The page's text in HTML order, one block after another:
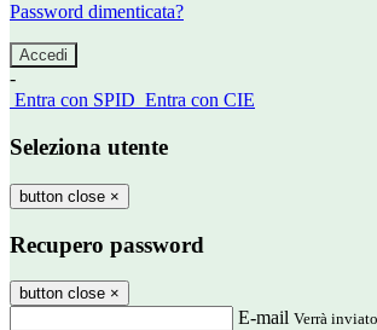
Password dimenticata?
-
Entra con SPID Entra con CIE
Seleziona utente
button close ×
Recupero password
button close ×
E-mail Verrà